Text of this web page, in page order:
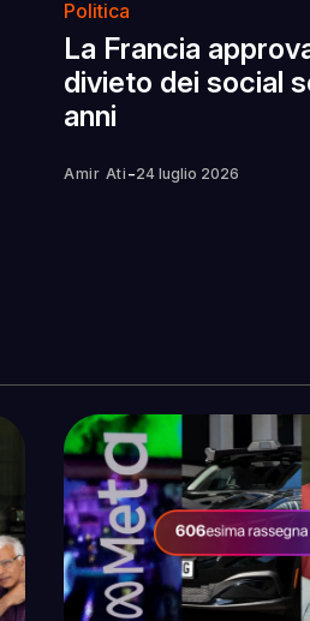
Politica
La Francia
divieto dei social
anni
Amir Ati -24 luglio 2026